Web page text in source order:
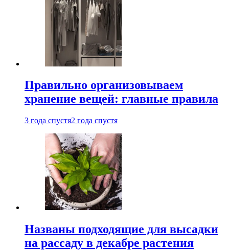
Правильно организовываем
хранение вещей: главные правила
3 года спустя2 года спустя
Названы подходящие для высадки
на рассаду в декабре растения